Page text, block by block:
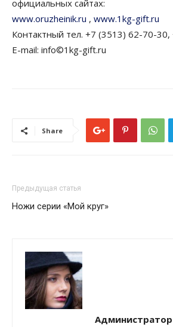
официальных сайтах:
www.oruzheinik.ru , www.1kg-gift.ru
Контактный тел. +7 (3513) 62-70-
E-mail: info©1kg-gift.ru
Share
Предыдущая статья
Ножи серии «Мой круг»
Администратор